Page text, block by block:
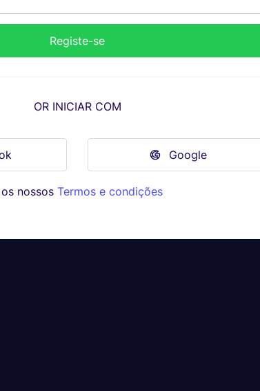
OR INICIAR COM
Google
nossos Termos e condições